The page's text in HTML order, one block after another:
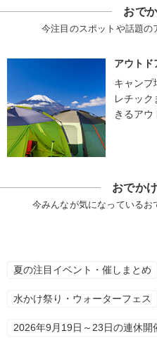
おで
今注目のスポットや話題の
アウトド
キャンプ
レチッ
きるアウ
おでか
今みんなが気になっているお
夏の注目イベント・催しまとめ
水かけ祭り・ウォーターフェス
2026年9月19日～23日の連休開